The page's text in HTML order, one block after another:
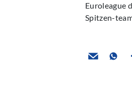
Euroleague
Spitzen-